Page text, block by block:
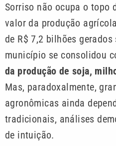
Sorriso não ocupa o topo
valor da produção
de R$ 7,2 bilhões
município se consolidou
da produção de soja,
Mas, paradoxalmente,
agronômicas ainda
tradicionais, análises
de intuição.